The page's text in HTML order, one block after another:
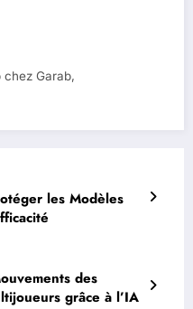
chez Garab,
les Modèles
des
grâce à l’IA